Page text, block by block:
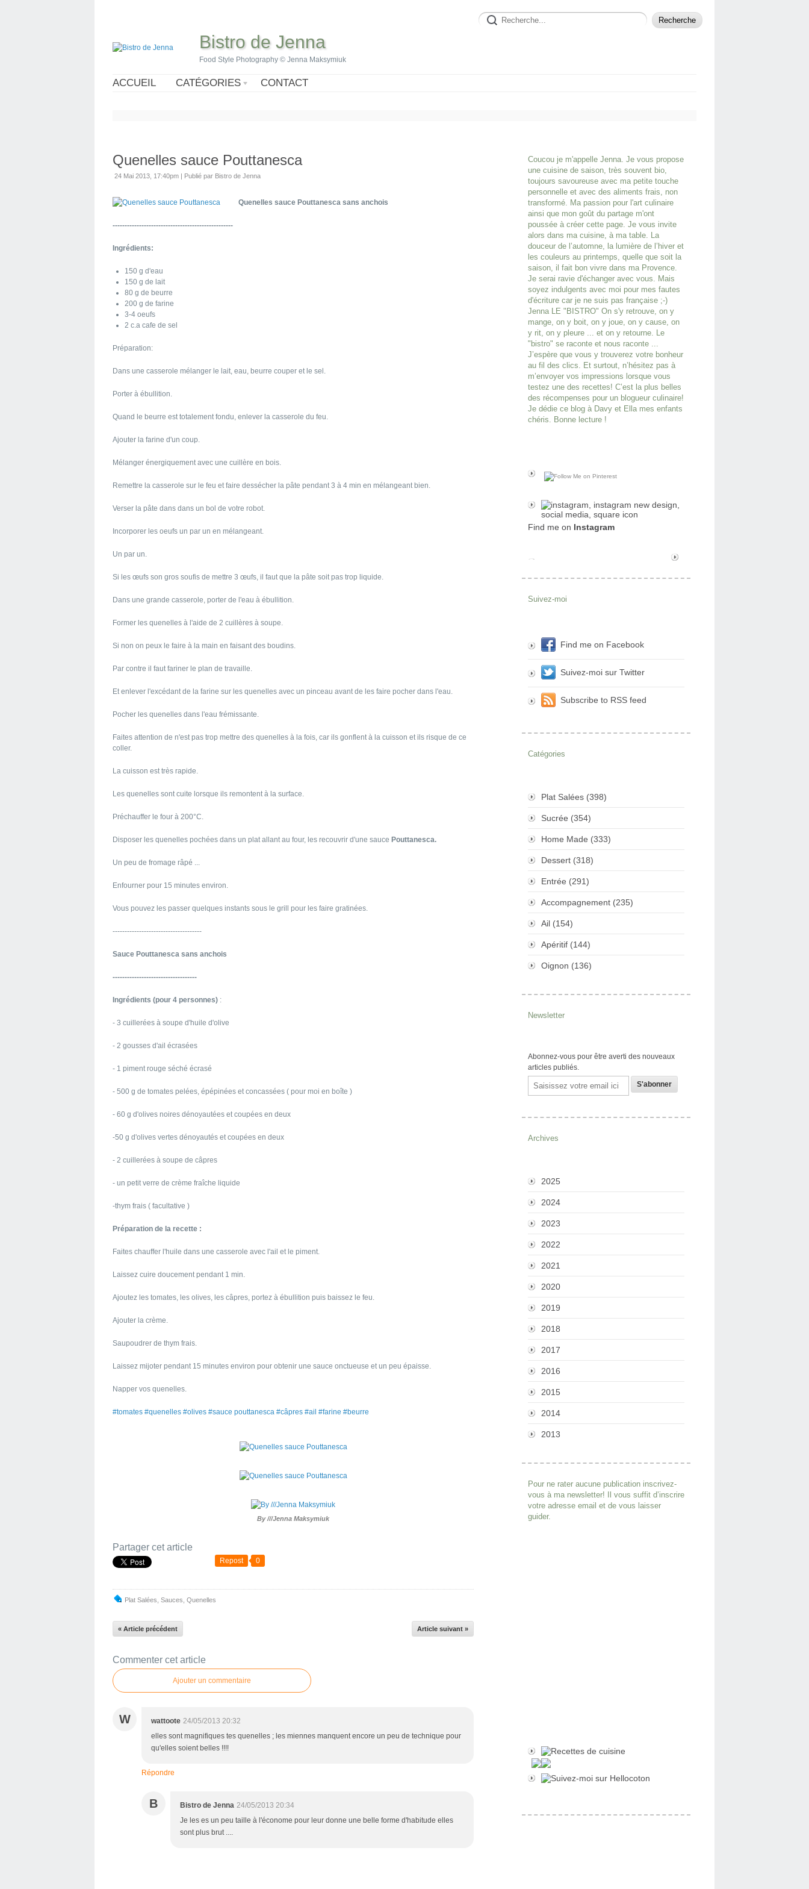
Bistro de Jenna
Food Style Photography © Jenna Maksymiuk
ACCUEIL CATÉGORIES CONTACT
Quenelles sauce Pouttanesca
24 Mai 2013, 17:40pm | Publié par Bistro de Jenna
Quenelles sauce Pouttanesca sans anchois
--------------------------------------------------
Ingrédients:
150 g d'eau
150 g de lait
80 g de beurre
200 g de farine
3-4 oeufs
2 c.a cafe de sel
Préparation:
Dans une casserole mélanger le lait, eau, beurre couper et le sel.
Porter à ébullition.
Quand le beurre est totalement fondu, enlever la casserole du feu.
Ajouter la farine d'un coup.
Mélanger énergiquement avec une cuillère en bois.
Remettre la casserole sur le feu et faire dessécher la pâte pendant 3 à 4 min en mélangeant bien.
Verser la pâte dans dans un bol de votre robot.
Incorporer les oeufs un par un en mélangeant.
Un par un.
Si les œufs son gros soufis de mettre 3 œufs, il faut que la pâte soit pas trop liquide.
Dans une grande casserole, porter de l'eau à ébullition.
Former les quenelles à l'aide de 2 cuillères à soupe.
Si non on peux le faire à la main en faisant des boudins.
Par contre il faut fariner le plan de travaille.
Et enlever l'excédant de la farine sur les quenelles avec un pinceau avant de les faire pocher dans l'eau.
Pocher les quenelles dans l'eau frémissante.
Faites attention de n'est pas trop mettre des quenelles à la fois, car ils gonflent à la cuisson et ils risque de ce
coller.
La cuisson est très rapide.
Les quenelles sont cuite lorsque ils remontent à la surface.
Préchauffer le four à 200°C.
Disposer les quenelles pochées dans un plat allant au four, les recouvrir d'une sauce Pouttanesca.
Un peu de fromage râpé ...
Enfourner pour 15 minutes environ.
Vous pouvez les passer quelques instants sous le grill pour les faire gratinées.
-------------------------------------
Sauce Pouttanesca sans anchois
-----------------------------------
Ingrédients (pour 4 personnes) :
- 3 cuillerées à soupe d'huile d'olive
- 2 gousses d'ail écrasées
- 1 piment rouge séché écrasé
- 500 g de tomates pelées, épépinées et concassées ( pour moi en boîte )
- 60 g d'olives noires dénoyautées et coupées en deux
-50 g d'olives vertes dénoyautés et coupées en deux
- 2 cuillerées à soupe de câpres
- un petit verre de crème fraîche liquide
-thym frais ( facultative )
Préparation de la recette :
Faites chauffer l'huile dans une casserole avec l'ail et le piment.
Laissez cuire doucement pendant 1 min.
Ajoutez les tomates, les olives, les câpres, portez à ébullition puis baissez le feu.
Ajouter la crème.
Saupoudrer de thym frais.
Laissez mijoter pendant 15 minutes environ pour obtenir une sauce onctueuse et un peu épaisse.
Napper vos quenelles.
#tomates #quenelles #olives #sauce pouttanesca #câpres #ail #farine #beurre
By ///Jenna Maksymiuk
Partager cet article
Repost 0
Plat Salées Sauces Quenelles
« Article précédent Article suivant »
Commenter cet article
Ajouter un commentaire
W wattoote 24/05/2013 20:32
elles sont magnifiques tes quenelles ; les miennes manquent encore un peu de technique pour
qu'elles soient belles !!!!
Répondre
B Bistro de Jenna 24/05/2013 20:34
Je les es un peu taille à l'économe pour leur donne une belle forme d'habitude elles
sont plus brut ....
Coucou je m'appelle Jenna. Je vous propose
une cuisine de saison, très souvent bio,
toujours savoureuse avec ma petite touche
personnelle et avec des aliments frais, non
transformé. Ma passion pour l'art culinaire
ainsi que mon goût du partage m'ont
poussée à créer cette page. Je vous invite
alors dans ma cuisine, à ma table. La
douceur de l’automne, la lumière de l’hiver et
les couleurs au printemps, quelle que soit la
saison, il fait bon vivre dans ma Provence.
Je serai ravie d'échanger avec vous. Mais
soyez indulgents avec moi pour mes fautes
d'écriture car je ne suis pas française ;-)
Jenna LE "BISTRO" On s'y retrouve, on y
mange, on y boit, on y joue, on y cause, on
y rit, on y pleure ... et on y retourne. Le
"bistro" se raconte et nous raconte ...
J’espère que vous y trouverez votre bonheur
au fil des clics. Et surtout, n’hésitez pas à
m’envoyer vos impressions lorsque vous
testez une des recettes! C’est la plus belles
des récompenses pour un blogueur culinaire!
Je dédie ce blog à Davy et Ella mes enfants
chéris. Bonne lecture !
Find me on Instagram
Suivez-moi
Find me on Facebook
Suivez-moi sur Twitter
Subscribe to RSS feed
Catégories
Plat Salées (398)
Sucrée (354)
Home Made (333)
Dessert (318)
Entrée (291)
Accompagnement (235)
Ail (154)
Apéritif (144)
Oignon (136)
Newsletter
Abonnez-vous pour être averti des nouveaux
articles publiés.
Email
Archives
2025
2024
2023
2022
2021
2020
2019
2018
2017
2016
2015
2014
2013
Pour ne rater aucune publication inscrivez-
vous à ma newsletter! Il vous suffit d’inscrire
votre adresse email et de vous laisser
guider.